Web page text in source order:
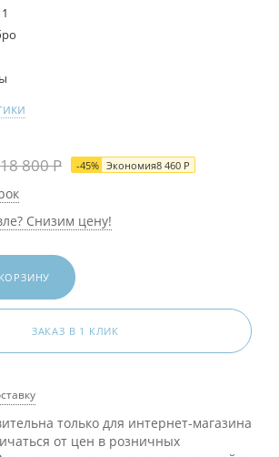
18 800Р -45% Экономия8 460 Р
Снизим цену!
ЗАКАЗ В 1 КЛИК
только для интернет-магазина
от цен в розничных